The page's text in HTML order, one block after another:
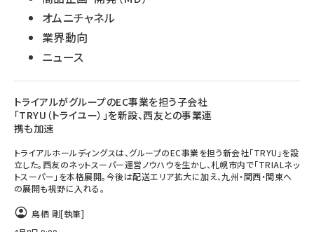
オムニチャネル
業界動向
ニュース
トライアルがグループのEC事業を担う子会社
「TRYU（トライユー）」を新設、西友との事業連
携も加速
トライアルホールディングスは、グループのEC事業を担う新会社「TRYU」を設
立した。西友のネットスーパー運営ノウハウを生かし、札幌市内で「TRIALネッ
トスーパー」を本格展開。今後は配送エリア拡大に加え、九州・関西・関東へ
の展開も視野に入れる。
鳥栖 剛[執筆]